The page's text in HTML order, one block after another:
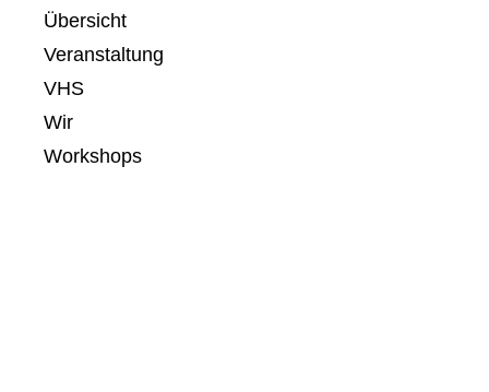
Übersicht
Veranstaltung
VHS
Wir
Workshops